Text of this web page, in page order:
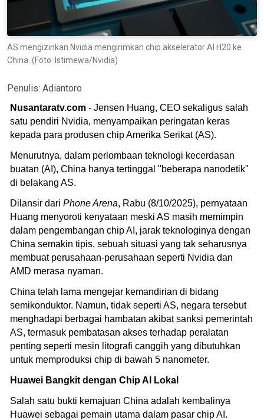
AS mengizinkan Nvidia mengirimkan chip akselerator AI H20 ke
China. (Foto: Istimewa/Nvidia)
Penulis: Adiantoro
Nusantaratv.com - Jensen Huang, CEO sekaligus salah
satu pendiri Nvidia, menyampaikan peringatan keras
kepada para produsen chip Amerika Serikat (AS).
Menurutnya, dalam perlombaan teknologi kecerdasan
buatan (AI), China hanya tertinggal "beberapa nanodetik"
di belakang AS.
Dilansir dari Phone Arena, Rabu (8/10/2025), pernyataan
Huang menyoroti kenyataan meski AS masih memimpin
dalam pengembangan chip AI, jarak teknologinya dengan
China semakin tipis, sebuah situasi yang tak seharusnya
membuat perusahaan-perusahaan seperti Nvidia dan
AMD merasa nyaman.
China telah lama mengejar kemandirian di bidang
semikonduktor. Namun, tidak seperti AS, negara tersebut
menghadapi berbagai hambatan akibat sanksi pemerintah
AS, termasuk pembatasan akses terhadap peralatan
penting seperti mesin litografi canggih yang dibutuhkan
untuk memproduksi chip di bawah 5 nanometer.
Huawei Bangkit dengan Chip AI Lokal
Salah satu bukti kemajuan China adalah kembalinya
Huawei sebagai pemain utama dalam pasar chip AI.